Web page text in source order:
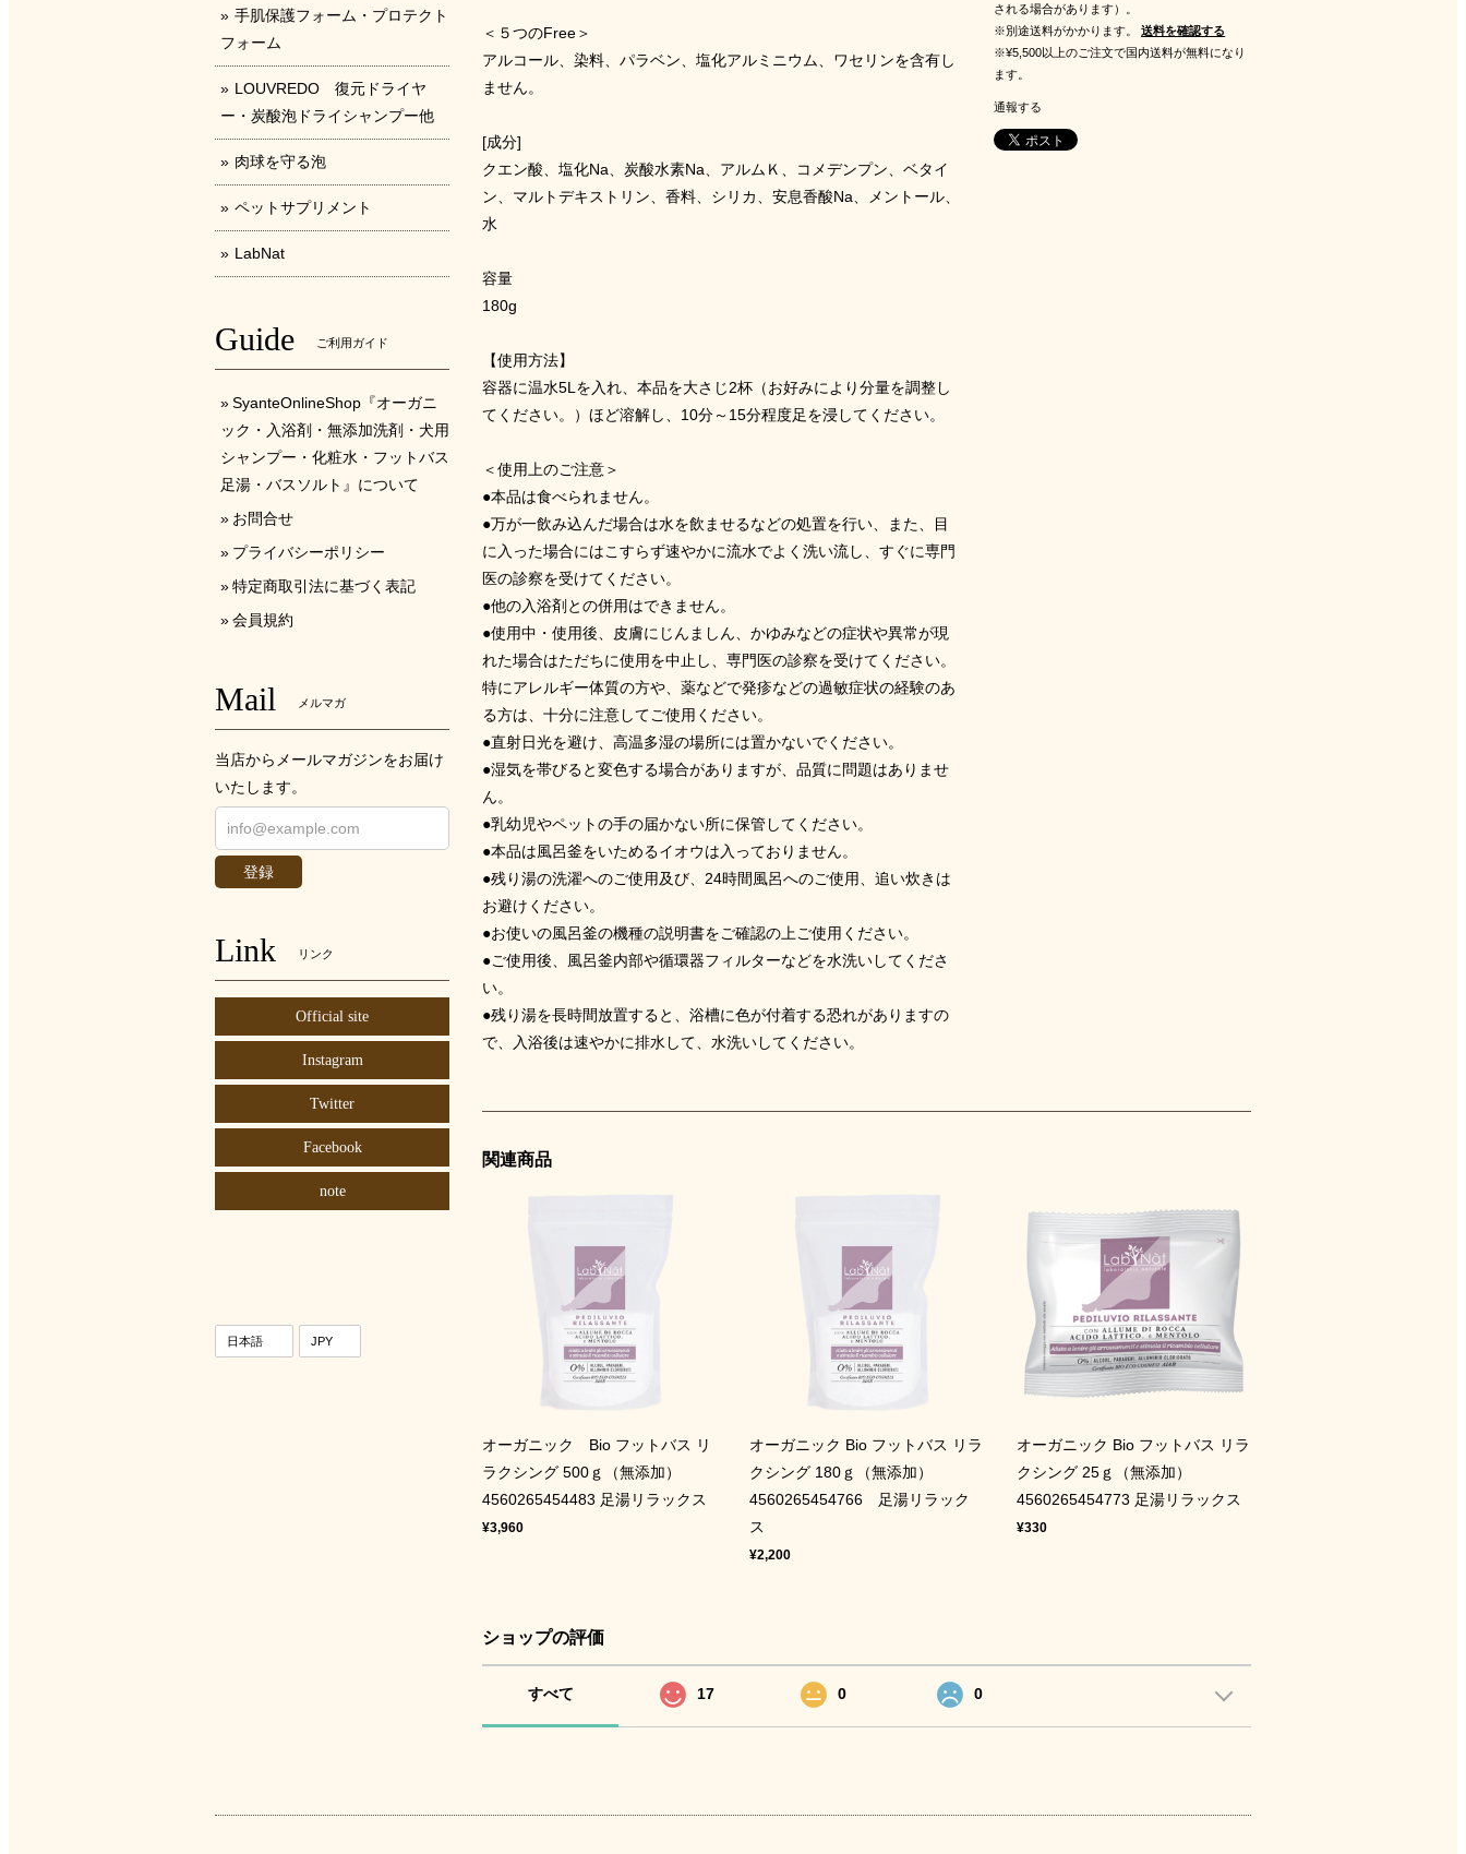
＜５つのFree＞
アルコール、染料、パラベン、塩化アルミニウム、ワセリンを含有し
ません。
[成分]
クエン酸、塩化Na、炭酸水素Na、アルムＫ、コメデンプン、ベタイ
ン、マルトデキストリン、香料、シリカ、安息香酸Na、メントール、
水
容量
180g
【使用方法】
容器に温水5Lを入れ、本品を大さじ2杯（お好みにより分量を調整し
てください。）ほど溶解し、10分～15分程度足を浸してください。
＜使用上のご注意＞
●本品は食べられません。
●万が一飲み込んだ場合は水を飲ませるなどの処置を行い、また、目
に入った場合にはこすらず速やかに流水でよく洗い流し、すぐに専門
医の診察を受けてください。
●他の入浴剤との併用はできません。
●使用中・使用後、皮膚にじんましん、かゆみなどの症状や異常が現
れた場合はただちに使用を中止し、専門医の診察を受けてください。
特にアレルギー体質の方や、薬などで発疹などの過敏症状の経験のあ
る方は、十分に注意してご使用ください。
●直射日光を避け、高温多湿の場所には置かないでください。
●湿気を帯びると変色する場合がありますが、品質に問題はありませ
ん。
●乳幼児やペットの手の届かない所に保管してください。
●本品は風呂釜をいためるイオウは入っておりません。
●残り湯の洗濯へのご使用及び、24時間風呂へのご使用、追い炊きは
お避けください。
●お使いの風呂釜の機種の説明書をご確認の上ご使用ください。
●ご使用後、風呂釜内部や循環器フィルターなどを水洗いしてくださ
い。
●残り湯を長時間放置すると、浴槽に色が付着する恐れがありますの
で、入浴後は速やかに排水して、水洗いしてください。
される場合があります）。
※別途送料がかかります。
送料を確認する
※¥5,500以上のご注文で国内送料が無料になり
ます。
通報する
関連商品
オーガニック Bio フットバス リ
ラクシング 500ｇ（無添加）
4560265454483 足湯リラックス
¥3,960
オーガニック Bio フットバス リラ
クシング 180ｇ（無添加）
4560265454766 足湯リラック
ス
¥2,200
オーガニック Bio フットバス リラ
クシング 25ｇ（無添加）
4560265454773 足湯リラックス
¥330
ショップの評価
すべて 17 0 0
手肌保護フォーム・プロテクト
フォーム
LOUVREDO 復元ドライヤ
ー・炭酸泡ドライシャンプー他
肉球を守る泡
ペットサプリメント
LabNat
Guide ご利用ガイド
SyanteOnlineShop『オーガニ
ック・入浴剤・無添加洗剤・犬用
シャンプー・化粧水・フットバス
足湯・バスソルト』について
お問合せ
プライバシーポリシー
特定商取引法に基づく表記
会員規約
Mail メルマガ
当店からメールマガジンをお届け
いたします。
登録
Link リンク
Official site
Instagram
Twitter
Facebook
note